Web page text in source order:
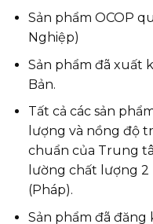
Sản phẩm OCOP
Nghiệp)
Sản phẩm đã xuất
Bản.
Tất cả các sản
lượng và nồng độ
chuẩn của Trung
lường chất lượng 2
(Pháp).
Sản phẩm đã